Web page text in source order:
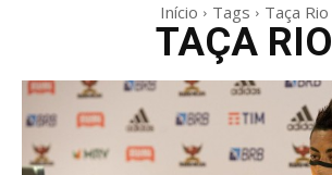
Início Tags Taça Rio
TAÇA RIO